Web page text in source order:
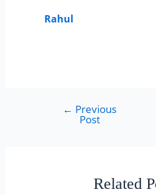
Rahul
← Previous
Post
Related